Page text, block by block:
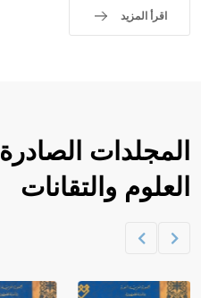
اقرأ المزيد
المجلدات
العلوم والتقانات